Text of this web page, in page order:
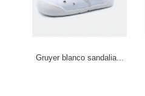
Gruyer blanco sandalia...